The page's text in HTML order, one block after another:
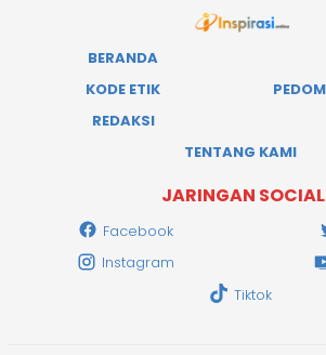
BERANDA
KODE ETIK
REDAKSI
TENTANG KAMI
JARINGAN SOCIAL
Facebook
Instagram
Tiktok